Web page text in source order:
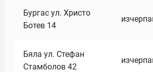
Бургас ул. Христо
Ботев 14
Бяла ул. Стефан
Стамболов 42